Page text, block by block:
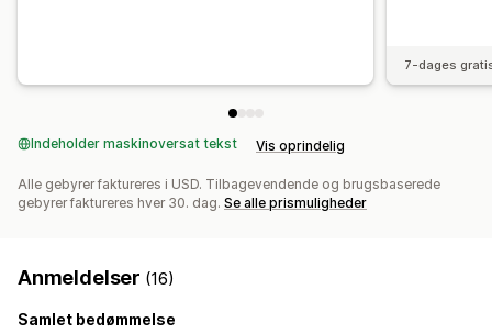
7-dages
Indeholder maskinoversat tekst Vis oprindelig
Alle gebyrer faktureres i USD. Tilbagevendende og brugsbaserede
gebyrer faktureres hver 30. dag. Se alle prismuligheder
Anmeldelser (16)
Samlet bedømmelse